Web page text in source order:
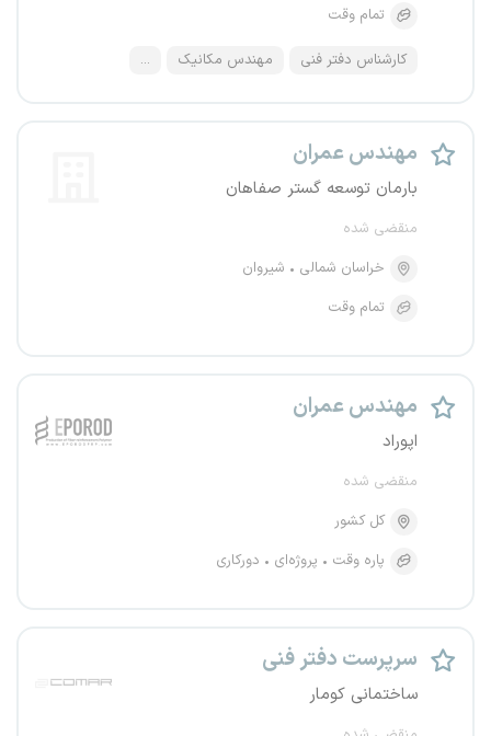
تمام وقت
کارشناس دفتر فنی مهندس مکانیک ...
مهندس عمران
بارمان توسعه گستر صفاهان
منقضی شده
خراسان شمالی
شیروان
تمام وقت
مهندس عمران
اپوراد
منقضی شده
کل کشور
پاره وقت
پروژه‌ای دورکاری
سرپرست دفتر فنی
ساختمانی کومار